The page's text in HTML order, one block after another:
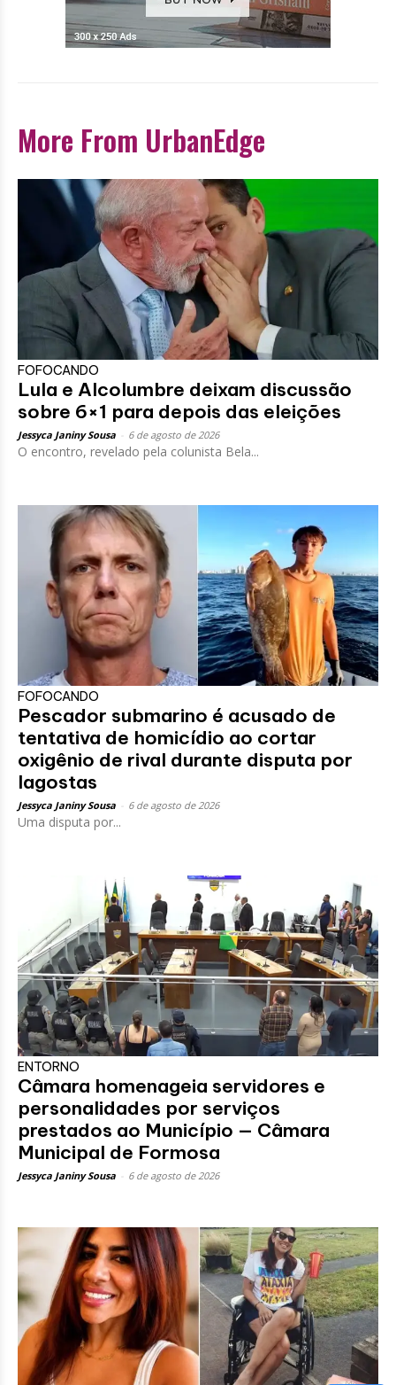
More From UrbanEdge
FOFOCANDO
Lula e Alcolumbre deixam discussão
sobre 6×1 para depois das eleições
Jessyca Janiny Sousa 6 de agosto de 2026
O encontro, revelado pela colunista Bela...
FOFOCANDO
Pescador submarino é acusado de
tentativa de homicídio ao cortar
oxigênio de rival durante disputa por
lagostas
Jessyca Janiny Sousa 6 de agosto de 2026
Uma disputa por...
ENTORNO
Câmara homenageia servidores e
personalidades por serviços
prestados ao Município — Câmara
Municipal de Formosa
Jessyca Janiny Sousa 6 de agosto de 2026